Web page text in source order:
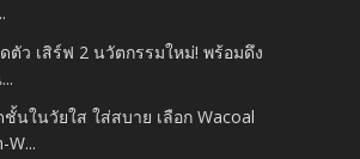
ดตัว เสิร์ฟ 2 นวัตกรรมใหม่! พร้อมดึง
นในวัยใส ใส่สบาย​ เลือก Wacoal
W...